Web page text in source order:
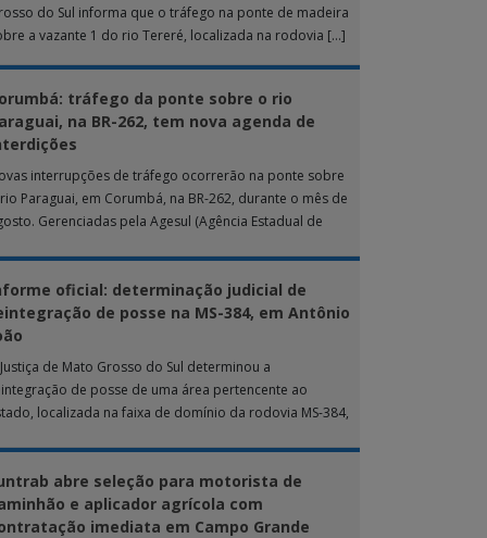
do Sul informa que o tráfego na ponte de madeira
a vazante 1 do rio Tereré, localizada na rodovia […]
tráfego da ponte sobre o rio
na BR-262, tem nova agenda de
interrupções de tráfego ocorrerão na ponte sobre
Paraguai, em Corumbá, na BR-262, durante o mês de
Gerenciadas pela Agesul (Agência Estadual de
oficial: determinação judicial de
de posse na MS-384, em Antônio
de Mato Grosso do Sul determinou a
de posse de uma área pertencente ao
localizada na faixa de domínio da rodovia MS-384,
abre seleção para motorista de
e aplicador agrícola com
imediata em Campo Grande